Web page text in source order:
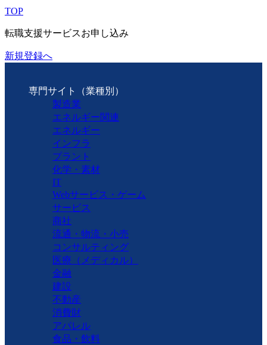
TOP
転職支援サービスお申し込み
新規登録へ
専門サイト（業種別）
製造業
エネルギー関連
エネルギー
インフラ
プラント
化学・素材
IT
Webサービス・ゲーム
サービス
商社
流通・物流・小売
コンサルティング
医療（メディカル）
金融
建設
不動産
消費財
アパレル
食品・飲料